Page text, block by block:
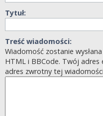
Tytuł:
Treść wiadomości:
Wiadomość zostanie
HTML i BBCode. Twój
adres zwrotny tej